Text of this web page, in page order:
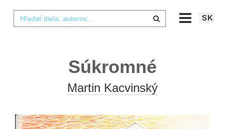
SK
Súkromné
Martin Kacvinský